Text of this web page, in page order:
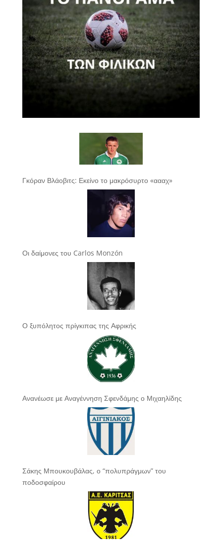
Γκόραν Βλάοβιτς: Εκείνο το μακρόσυρτο «αααχ»
Οι δαίμονες του Carlos Monzón
Ο ξυπόλητος πρίγκιπας της Αφρικής
Ανανέωσε με Αναγέννηση Σφενδάμης ο Μιχαηλίδης
Σάκης Μπουκουβάλας, ο “πολυπράγμων” του
ποδοσφαίρου